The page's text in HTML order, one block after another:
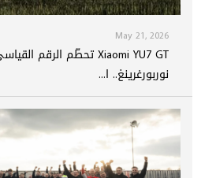
May 21, 2026
نوربورغرينغ.. ا...